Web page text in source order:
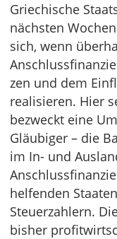
Griechische
nächsten
sich, wenn
zen und dem
realisieren. Hier
be­zweckt eine
Gläubiger – die
im In- und
helfenden
Steuerzahlern.
bisher